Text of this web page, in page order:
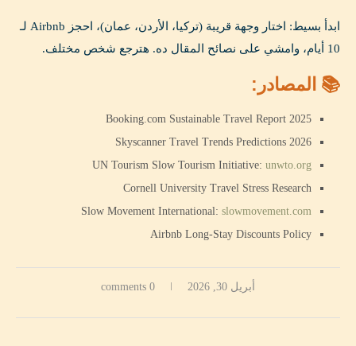
ابدأ بسيط: اختار وجهة قريبة (تركيا، الأردن، عمان)، احجز Airbnb لـ
10 أيام، وامشي على نصائح المقال ده. هترجع شخص مختلف.
📚 المصادر:
Booking.com Sustainable Travel Report 2025
Skyscanner Travel Trends Predictions 2026
UN Tourism Slow Tourism Initiative: unwto.org
Cornell University Travel Stress Research
Slow Movement International: slowmovement.com
Airbnb Long-Stay Discounts Policy
أبريل 30, 2026 0 comments